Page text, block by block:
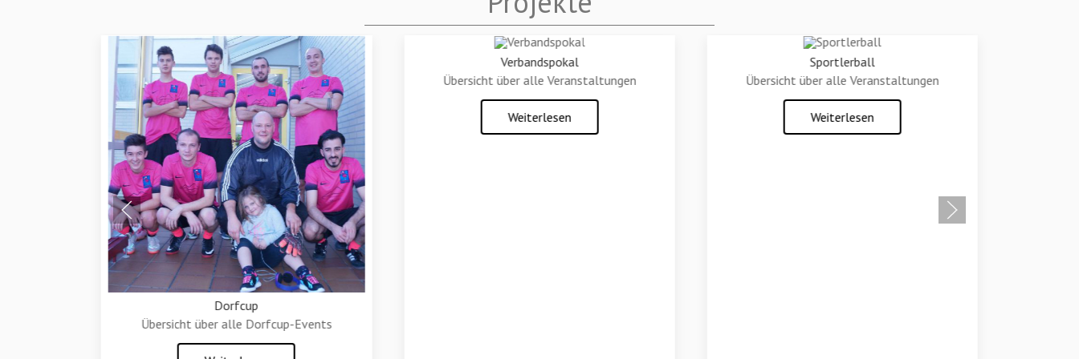
Dorfcup
Übersicht über alle Dorfcup-Events
Verbandspokal
Übersicht über alle Veranstaltungen
Weiterlesen
Sportlerball
Übersicht über alle Veranstaltungen
Weiterlesen